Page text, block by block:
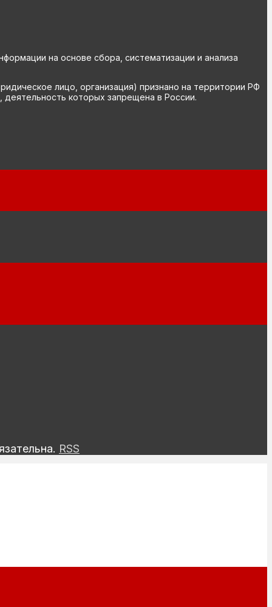
на основе сбора, систематизации и анализа
лицо, организация) признано на территории РФ
которых запрещена в России.
RSS